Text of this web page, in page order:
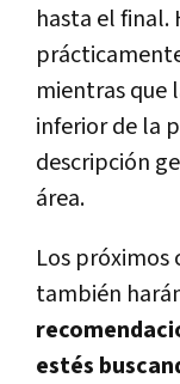
hasta el final.
mientras que
inferior de la
descripción
área.
Los próximos
también
estés